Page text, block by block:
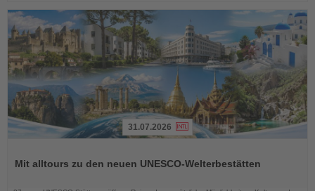
die
31.07.2026
Mit alltours zu den neuen UNESCO-Welterbestätten